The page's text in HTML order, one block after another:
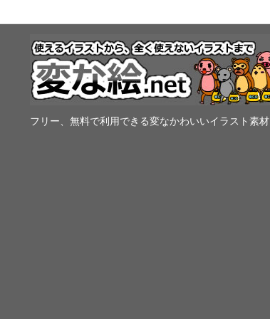
フリー、無料で利用できる変なかわいいイラスト素材